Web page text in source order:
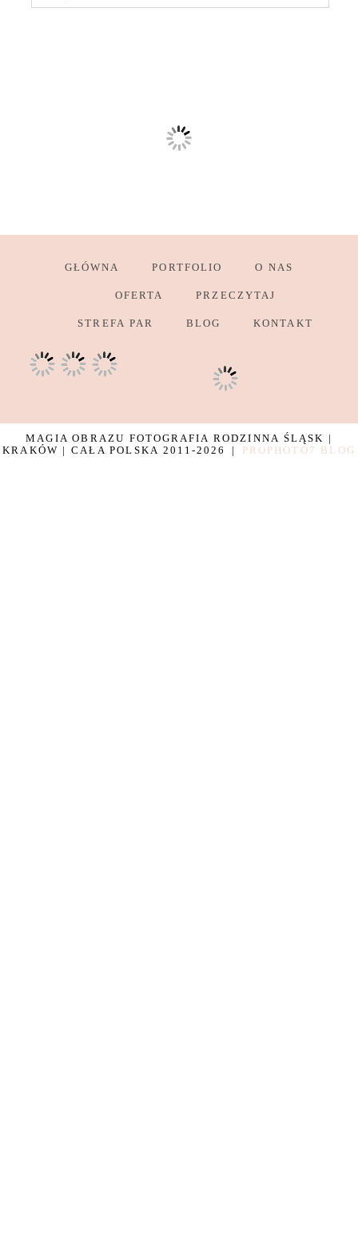
GŁÓWNA PORTFOLIO O NAS
OFERTA PRZECZYTAJ
STREFA PAR BLOG KONTAKT
MAGIA OBRAZU FOTOGRAFIA RODZINNA ŚLĄSK |
KRAKÓW | CAŁA POLSKA 2011-2026
| PROPHOTO7 BLOG